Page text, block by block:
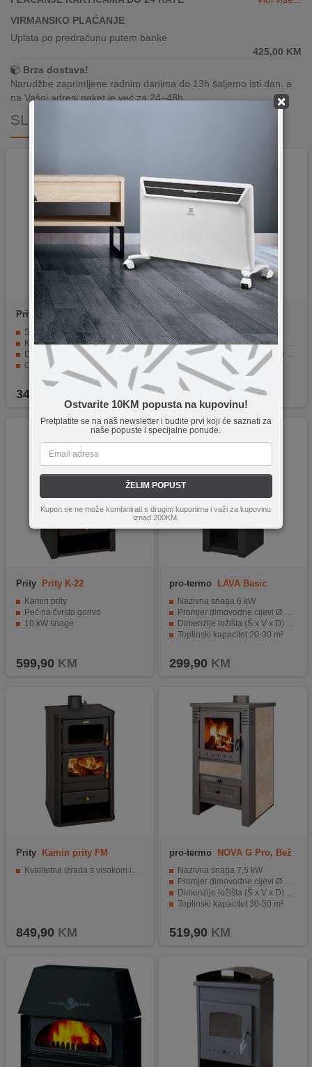
×
Ostvarite 10KM popusta na kupovinu!
Pretplatite se na naš newsletter i budite prvi koji će saznati za
naše popuste i specijalne ponude.
ŽELIM POPUST
Kupon se ne može kombinirati s drugim kuponima i važi za kupovinu
iznad 200KM.
VIRMANSKO PLAĆANJE
Uplata po predračunu putem banke
425,00 KM
Brza dostava!
Narudžbe zaprimljene radnim danima do 13h šaljemo isti dan, a
na Vašoj adresi paket je već za 24–48h.
SLIČNI PROIZVODI
Prity Thali Nella
Snaga od 6.5 kW.
Kompatibilna s drvetom, ugljem i briketima.
Dimenzije od 820 x 450 x 400 mm.
Odličan odvod dimnih plinova.
Zagrijava prostorije do 100 kvadratnih metara.
349,00
pro-termo NOVA G Pro,
Crvena
Nazivna snaga 7,5 kW
Promjer dimovodne cijevi Ø 120 mm
Dimenzije ložišta (Š x V x D) 300 x 430 x 355 mm
Toplinski kapacitet 30-50 m²
Vatrootporno keramičko staklo
519,90 KM
Prity Prity K-22
Kamin prity
Peć na čvrsto gorivo
10 kW snage
599,90 KM
pro-termo LAVA Basic
Nazivna snaga 6 kW
Promjer dimovodne cijevi Ø 120 mm
Dimenzije ložišta (Š x V x D) 240 x 280 x 280 mm
Toplinski kapacitet 20-30 m²
299,90 KM
Prity Kamin prity FM
Kvalitetna izrada s visokom iskoristivošću
849,90 KM
pro-termo NOVA G Pro, Bež
Nazivna snaga 7,5 kW
Promjer dimovodne cijevi Ø 120 mm
Dimenzije ložišta (Š x V x D) 300 x 430 x 355 mm
Toplinski kapacitet 30-50 m²
519,90 KM